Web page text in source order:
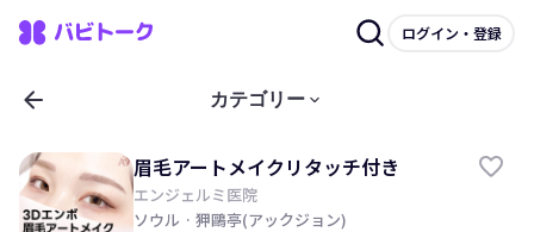
ログイン・登録
arrow_back カテゴリー keyboard_arrow_down
眉毛アートメイクリタッチ付き
エンジェルミ医院
ソウル · 狎鷗亭(アックジョン)